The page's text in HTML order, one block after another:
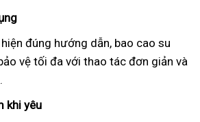
đúng hướng dẫn, bao cao su
vệ tối đa với thao tác đơn giản và
khi yêu